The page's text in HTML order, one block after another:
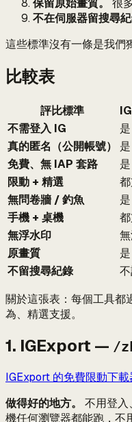
不在伺服器留搜尋紀
這些標準沒有一條是我們
比較表
評比標準
不需登入 IG
是
真的匿名（公開帳號）
是
免費、無 IAP 套路
是
限動 + 精選
無問卷牆 / 釣魚
是
手機 + 桌機
無浮水印
原畫質
是
不留搜尋紀錄
關於這張表：每個工具都
為、精選支援。
1. IGExport — /
IGExport 的免費限動下載
做得好的地方。
不用登
機任何瀏覽器都能跑，不